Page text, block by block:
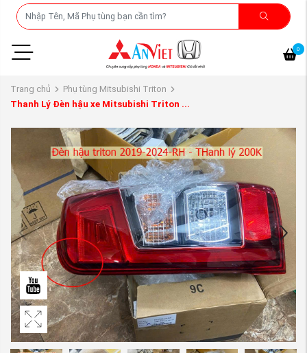
0
Trang chủ
Phụ tùng Mitsubishi Triton
Thanh Lý Đèn hậu xe Mitsubishi Triton ...